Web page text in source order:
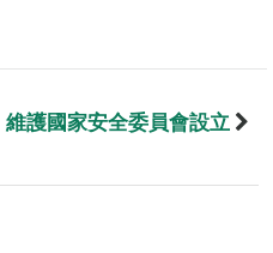
維護國家安全委員會設立